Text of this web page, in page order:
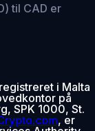
til CAD er
i Malta
på
SPK 1000, St.
, er